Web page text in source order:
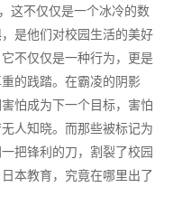
这不仅仅是一个冰冷的数
是他们对校园生活的美好
不仅仅是一种行为，更是
的践踏。在霸凌的阴影
怕成为下一个目标，害怕
人知晓。而那些被标记为
把锋利的刀，割裂了校园
本教育，究竟在哪里出了